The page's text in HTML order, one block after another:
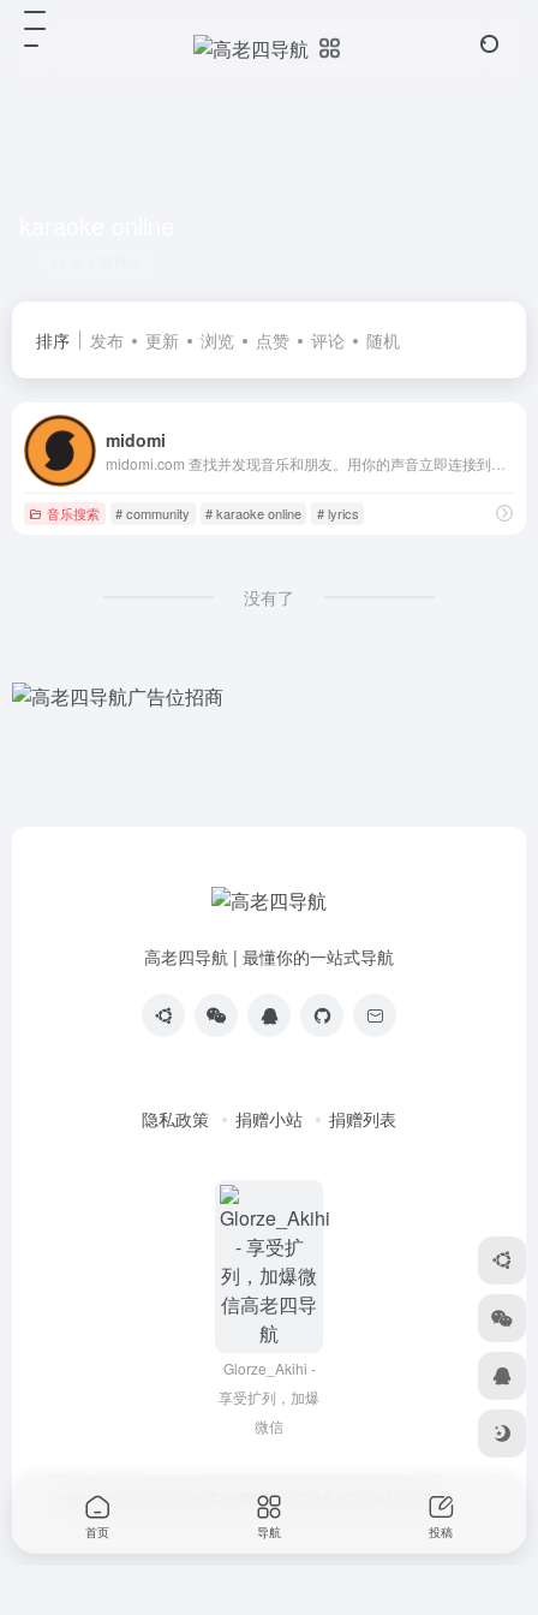
排序 发布 更新 浏览 点赞 评论 随机
midomi
音乐搜索 # community # karaoke online # lyrics
没有了
高老四导航 | 最懂你的一站式导航
隐私政策 捐赠小站 捐赠列表
Glorze_Akihi -
享受扩列，加爆
微信
Copyright © 2022-2026 高老四导航 浙ICP备2020045320号-3
首页 导航 投稿